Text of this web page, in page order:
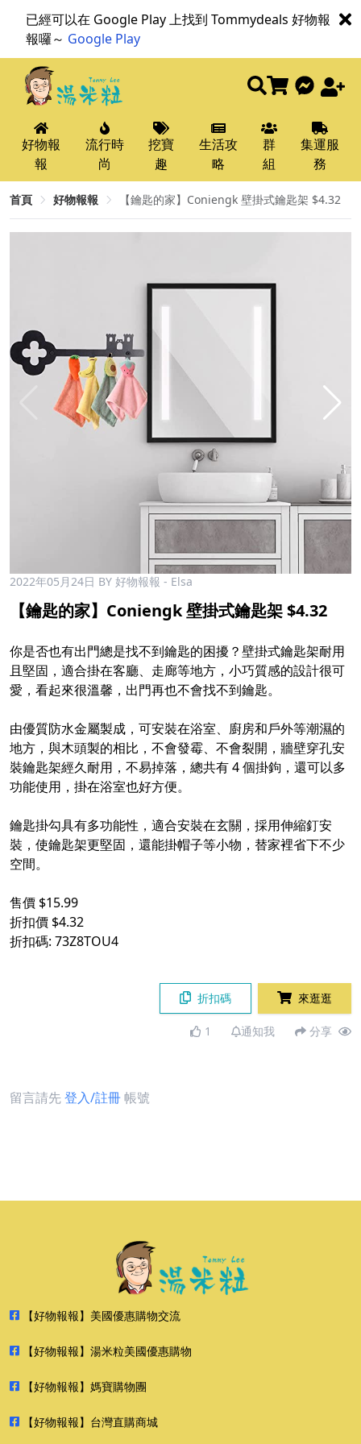
已經可以在 Google Play 上找到 Tommydeals 好物報
報囉～ Google Play
好物報
報
流行時
尚
挖寶
趣
生活攻
略
群
組
集運服
務
首頁 好物報報 【鑰匙的家】Coniengk 壁掛式鑰匙架 $4.32​
2022年05月24日 BY 好物報報 - Elsa
【鑰匙的家】Coniengk 壁掛式鑰匙架 $4.32​
你是否也有出門總是找不到鑰匙的困擾？壁掛式鑰匙架耐用
且堅固，適合掛在客廳、走廊等地方，小巧質感的設計很可
愛，看起來很溫馨，出門再也不會找不到鑰匙。​
由優質防水金屬製成，可安裝在浴室、廚房和戶外等潮濕的
地方，與木頭製的相比，不會發霉、不會裂開，牆壁穿孔安
裝鑰匙架經久耐用，不易掉落，總共有 4 個掛鉤，還可以多
功能使用，掛在浴室也好方便。​
鑰匙掛勾具有多功能性，適合安裝在玄關，採用伸縮釘安
裝，使鑰匙架更堅固，還能掛帽子等小物，替家裡省下不少
空間。​
售價 $15.99​
折扣價 $4.32​
折扣碼: 73Z8TOU4​
折扣碼 來逛逛
1 通知我 分享
留言請先登入/註冊帳號
【好物報報】美國優惠購物交流
【好物報報】湯米粒美國優惠購物
【好物報報】媽寶購物團
【好物報報】台灣直購商城